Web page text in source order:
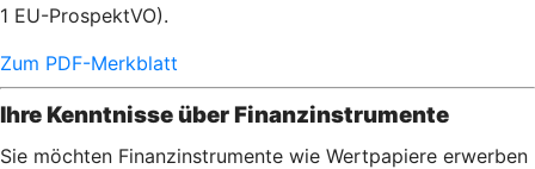
1 EU-ProspektVO).
Zum PDF-Merkblatt
Ihre Kenntnisse über Finanzinstrumente
Sie möchten Finanzinstrumente wie Wertpapiere erwerben